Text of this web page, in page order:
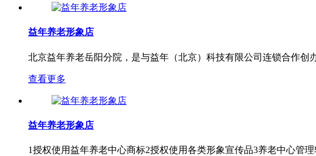
益年养老形象店
北京益年养老岳阳分院，是与益年（北京）科技有限公司连锁合作创
查看更多
益年养老形象店
1授权使用益年养老中心商标2授权使用各类形象宣传品3养老中心管